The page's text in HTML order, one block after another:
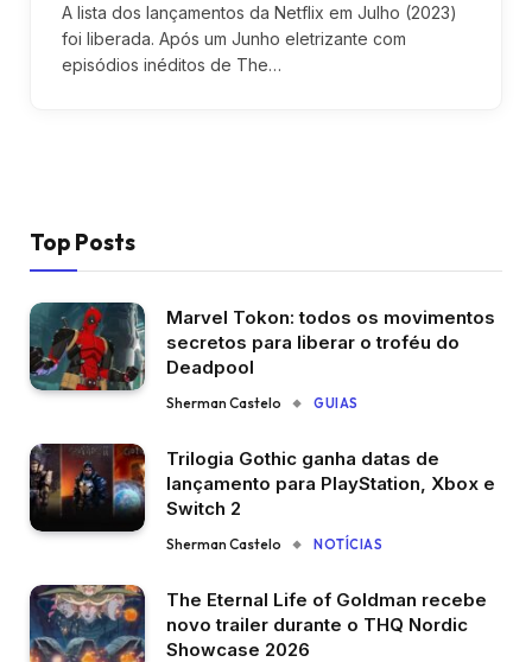
A lista dos lançamentos da Netflix em Julho (2023)
foi liberada. Após um Junho eletrizante com
episódios inéditos de The…
Top Posts
Marvel Tokon: todos os movimentos
secretos para liberar o troféu do
Deadpool
Sherman Castelo GUIAS
Trilogia Gothic ganha datas de
lançamento para PlayStation, Xbox e
Switch 2
Sherman Castelo NOTÍCIAS
The Eternal Life of Goldman recebe
novo trailer durante o THQ Nordic
Showcase 2026